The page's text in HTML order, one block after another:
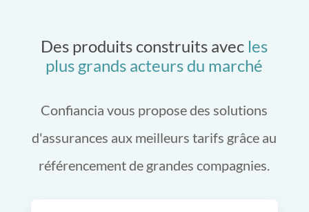
Des produits construits avec les
plus grands acteurs du marché
Confiancia vous propose des solutions
d'assurances aux meilleurs tarifs grâce au
référencement de grandes compagnies.